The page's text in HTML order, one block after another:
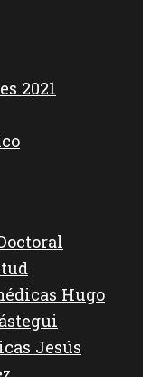
2021
Hugo
Jesús